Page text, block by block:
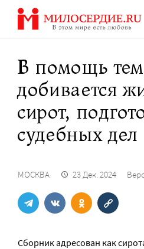
Перейти
содержанию
В помощь
добивается
сирот,
судебных дел
МОСКВА 23 Дек. 2024
Сборник адресован как